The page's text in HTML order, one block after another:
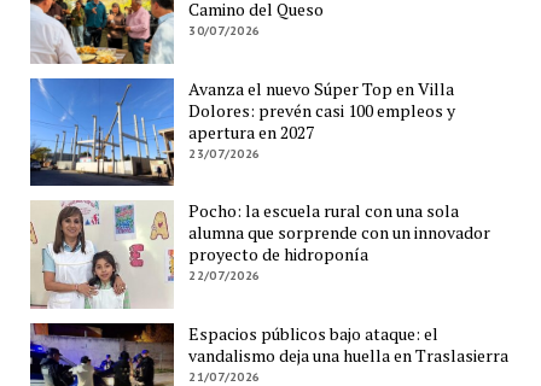
Camino del Queso
30/07/2026
Avanza el nuevo Súper Top en Villa
Dolores: prevén casi 100 empleos y
apertura en 2027
23/07/2026
Pocho: la escuela rural con una sola
alumna que sorprende con un innovador
proyecto de hidroponía
22/07/2026
Espacios públicos bajo ataque: el
vandalismo deja una huella en Traslasierra
21/07/2026